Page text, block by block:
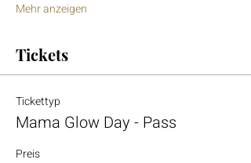
Mehr anzeigen
Tickets
Tickettyp
Mama Glow Day - Pass
Preis